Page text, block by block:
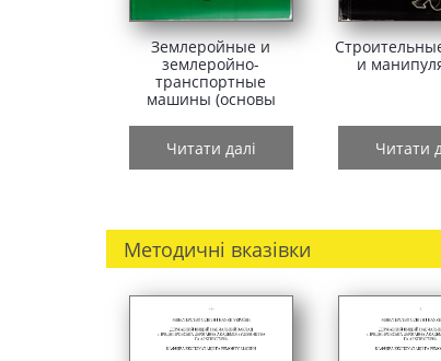
Землеройные и
землеройно-
транспортные
машины (основы
Читати далі
и
Читати
Методичні вказівки